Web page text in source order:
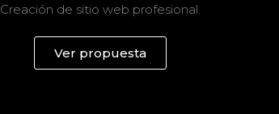
Creación de sitio web profesional.
Ver propuesta